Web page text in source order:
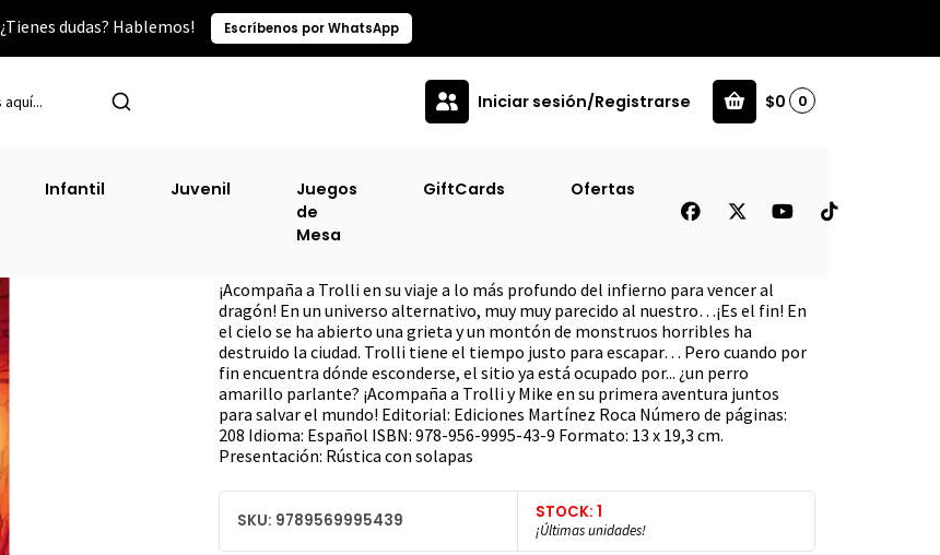
¿Tienes dudas? Hablemos! Escríbenos por WhatsApp
Iniciar sesión/Registrarse $0 0
Infantil Juvenil
Juegos
de
Mesa
GiftCards Ofertas
Hora De Mikellino [Pub]
¡Acompaña a Trolli en su viaje a lo más profundo del infierno para vencer al
dragón! En un universo alternativo, muy muy parecido al nuestro…¡Es el fin! En
el cielo se ha abierto una grieta y un montón de monstruos horribles ha
destruido la ciudad. Trolli tiene el tiempo justo para escapar… Pero cuando por
fin encuentra dónde esconderse, el sitio ya está ocupado por... ¿un perro
amarillo parlante? ¡Acompaña a Trolli y Mike en su primera aventura juntos
para salvar el mundo! Editorial: Ediciones Martínez Roca Número de páginas:
208 Idioma: Español ISBN: 978-956-9995-43-9 Formato: 13 x 19,3 cm.
Presentación: Rústica con solapas
SKU: 9789569995439 STOCK: 1
¡Últimas unidades!